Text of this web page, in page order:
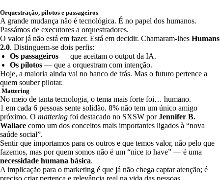
Orquestração, pilotos e passageiros
A grande mudança não é tecnológica. É no papel dos humanos.
Passámos de executores a orquestradores.
O valor já não está em fazer. Está em decidir. Chamaram-lhes Humans
2.0. Distinguem-se dois perfis:
Os passageiros — que aceitam o output da IA.
Os pilotos — que a orquestram com intenção.
Hoje, a maioria ainda vai no banco de trás. Mas o futuro pertence a
quem souber pilotar.
Mattering
No meio de tanta tecnologia, o tema mais forte foi… humano.
1 em cada 6 pessoas sente solidão. 8% não tem um único amigo
próximo. O mattering foi destacado no SXSW porJennifer B.
Wallace como um dos conceitos mais importantes ligados à “nova
saúde social”.
Sentir que importamos para os outros e que temos valor, não pelo que
fazemos, mas por quem somos não é um “nice to have” — é uma
necessidade humana básica.
A implicação para o marketing é que já não chega captar atenção; é
preciso criar pertença e relevância real na vida das pessoas.